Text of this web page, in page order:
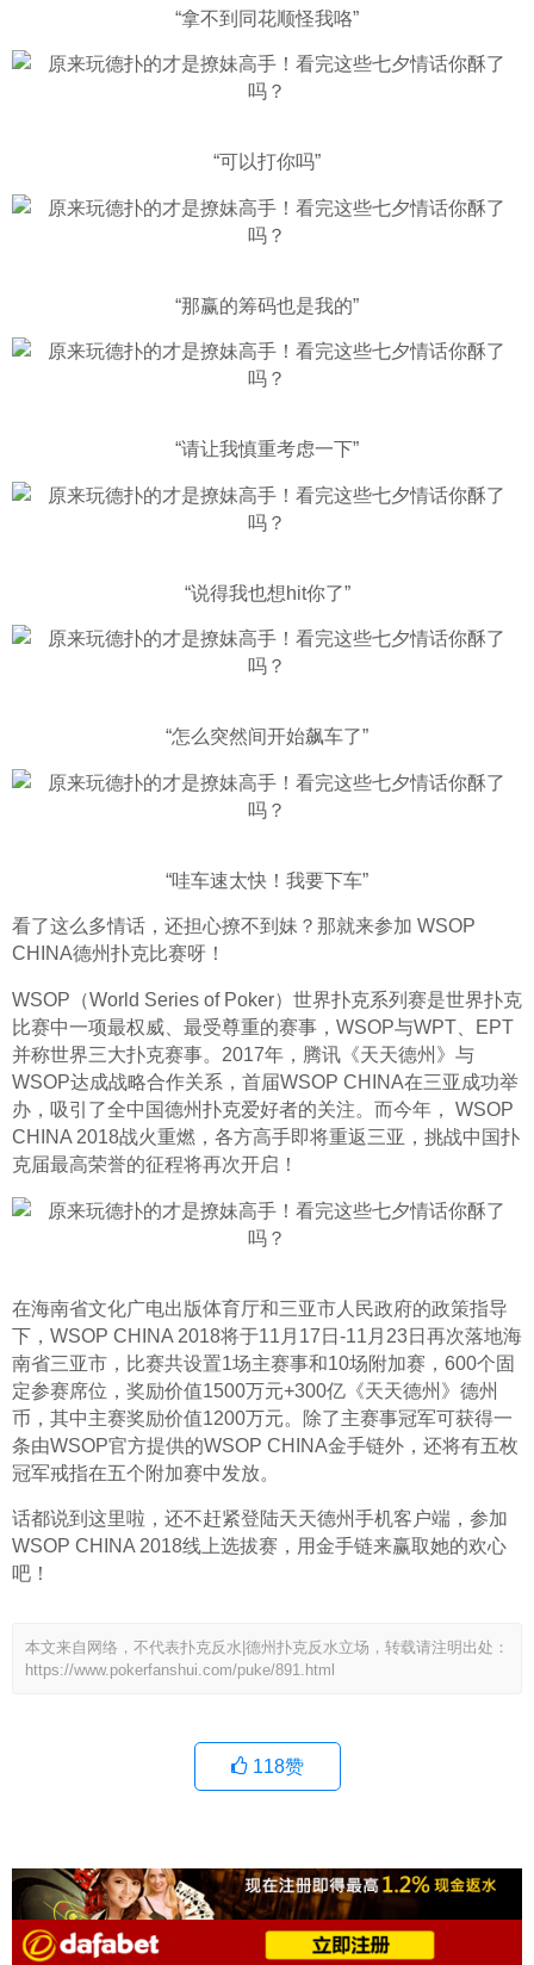
“拿不到同花顺怪我咯”
“可以打你吗”
“那赢的筹码也是我的”
“请让我慎重考虑一下”
“说得我也想hit你了”
“怎么突然间开始飙车了”
“哇车速太快！我要下车”
看了这么多情话，还担心撩不到妹？那就来参加 WSOP
CHINA德州扑克比赛呀！
WSOP（World Series of Poker）世界扑克系列赛是世界扑克
比赛中一项最权威、最受尊重的赛事，WSOP与WPT、EPT
并称世界三大扑克赛事。2017年，腾讯《天天德州》与
WSOP达成战略合作关系，首届WSOP CHINA在三亚成功举
办，吸引了全中国德州扑克爱好者的关注。而今年， WSOP
CHINA 2018战火重燃，各方高手即将重返三亚，挑战中国扑
克届最高荣誉的征程将再次开启！
在海南省文化广电出版体育厅和三亚市人民政府的政策指导
下，WSOP CHINA 2018将于11月17日-11月23日再次落地海
南省三亚市，比赛共设置1场主赛事和10场附加赛，600个固
定参赛席位，奖励价值1500万元+300亿《天天德州》德州
币，其中主赛奖励价值1200万元。除了主赛事冠军可获得一
条由WSOP官方提供的WSOP CHINA金手链外，还将有五枚
冠军戒指在五个附加赛中发放。
话都说到这里啦，还不赶紧登陆天天德州手机客户端，参加
WSOP CHINA 2018线上选拔赛，用金手链来赢取她的欢心
吧！
本文来自网络，不代表扑克反水|德州扑克反水立场，转载请注明出处：
https://www.pokerfanshui.com/puke/891.html
118赞